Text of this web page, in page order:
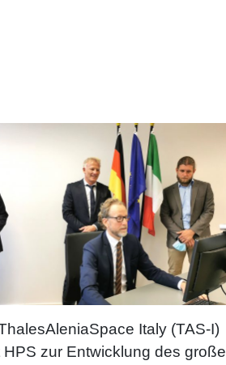
Italy (TAS-I)
HPS zur Entwicklung des